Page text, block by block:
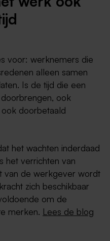
voor: werknemers die
alleen samen
Is de tijd die een
ook
doorbetaald
het wachten inderdaad
het verrichten van
van de werkgever wordt
zich beschikbaar
om de
merken. Lees de blog